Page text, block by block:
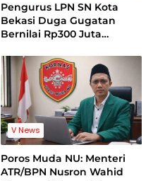
Pengurus LPN SN Kota
Bekasi Duga Gugatan
Bernilai Rp300 Juta
Terhadap Lembaga
V News
Poros Muda NU: Menteri
ATR/BPN Nusron Wahid